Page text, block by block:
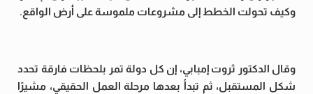
وكيف تحولت الخطط إلى مشروعات ملموسة على أرض الواقع.
وقال الدكتور ثروت إمبابي، إن كل دولة تمر بلحظات فارقة تحدد
شكل المستقبل، ثم تبدأ بعدها مرحلة العمل الحقيقي، مشيرًا